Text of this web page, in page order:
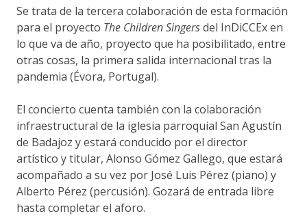
Se trata de la tercera colaboración de esta formación
para el proyecto The Children Singersdel InDiCCEx en
lo que va de año, proyecto que ha posibilitado, entre
otras cosas, la primera salida internacional tras la
pandemia (Évora, Portugal).
El concierto cuenta también con la colaboración
infraestructural de la iglesia parroquial San Agustín
de Badajoz y estará conducido por el director
artístico y titular, Alonso Gómez Gallego, que estará
acompañado a su vez por José Luis Pérez (piano) y
Alberto Pérez (percusión). Gozará de entrada libre
hasta completar el aforo.